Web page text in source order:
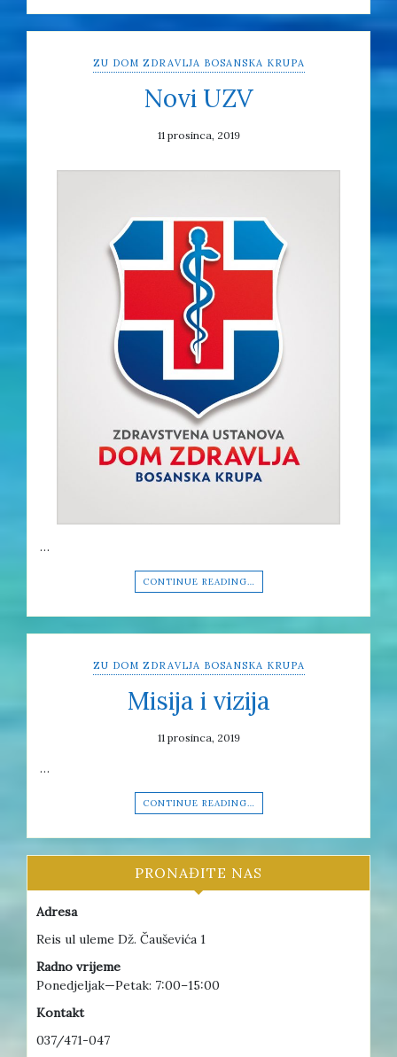
ZU DOM ZDRAVLJA BOSANSKA KRUPA
Novi UZV
11 prosinca, 2019
…
CONTINUE READING…
ZU DOM ZDRAVLJA BOSANSKA KRUPA
Misija i vizija
11 prosinca, 2019
…
CONTINUE READING…
PRONAĐITE NAS
Adresa
Reis ul uleme Dž. Čauševića 1
Radno vrijeme
Ponedjeljak—Petak: 7:00–15:00
Kontakt
037/471-047